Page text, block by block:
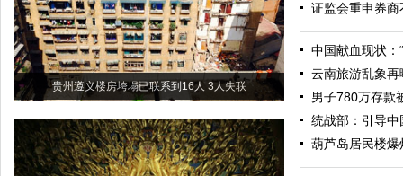
贵州遵义楼房垮塌已联系到16人 3人失联
证监会重申券
中国献血现状：
云南旅游乱象
男子780万存款
统战部：引导中
葫芦岛居民楼